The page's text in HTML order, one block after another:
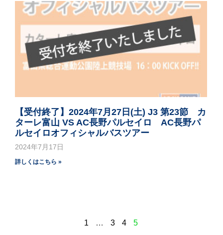
【受付終了】2024年7月27日(土) J3 第23節 カ
ターレ富山 VS AC長野パルセイロ AC長野パ
ルセイロオフィシャルバスツアー
2024年7月17日
詳しくはこちら »
1 … 3 4 5